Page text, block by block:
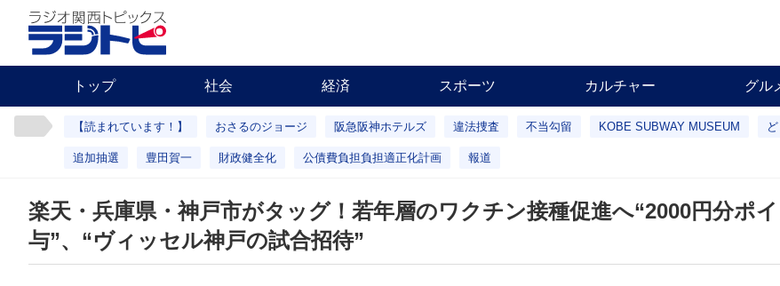
トップ 社会 経済 スポーツ カルチャー グル
【読まれています！】 おさるのジョージ 阪急阪神ホテルズ 違法捜査 不当勾留 KOBE SUBWAY MUSEUM
追加抽選 豊田賀一 財政健全化 公債費負担負担適正化計画 報道
楽天・兵庫県・神戸市がタッグ！若年層のワクチン接種促進へ“2000円分ポ
与”、“ヴィッセル神戸の試合招待”